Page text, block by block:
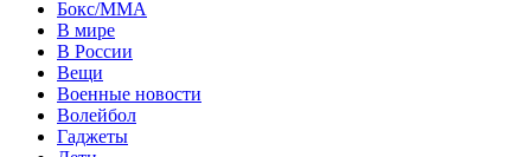
Бокс/MMA
В мире
В России
Вещи
Военные новости
Волейбол
Гаджеты